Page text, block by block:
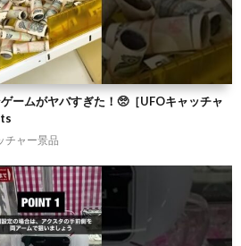
ームがヤバすぎた！🥺［UFOキャッチャ
チャー景品